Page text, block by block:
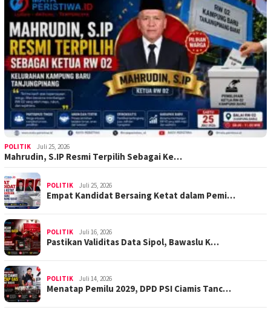
POLITIK Juli 25, 2026
Mahrudin, S.IP Resmi Terpilih Sebagai Ke…
POLITIK Juli 25, 2026
Empat Kandidat Bersaing Ketat dalam Pemi…
POLITIK Juli 16, 2026
Pastikan Validitas Data Sipol, Bawaslu K…
POLITIK Juli 14, 2026
Menatap Pemilu 2029, DPD PSI Ciamis Tanc…